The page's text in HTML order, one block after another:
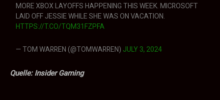
MORE XBOX LAYOFFS HAPPENING THIS WEEK. MICROSOFT
LAID OFF JESSIE WHILE SHE WAS ON VACATION.
HTTPS://T.CO/TQM31FZPFA
— TOM WARREN (@TOMWARREN) JULY 3, 2024
Quelle: Insider Gaming